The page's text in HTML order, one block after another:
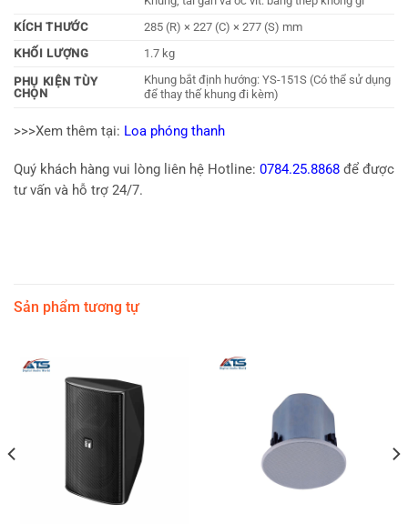
KÍCH THƯỚC
285 (R) × 227 (C) × 277 (S) mm
KHỐI LƯỢNG
1.7 kg
PHỤ KIỆN TÙY
CHỌN
Khung bắt định hướng: YS-151S (Có thể sử dụng
để thay thế khung đi kèm)
>>>Xem thêm tại: Loa phóng thanh
Quý khách hàng vui lòng liên hệ Hotline: 0784.25.8868 để được
tư vấn và hỗ trợ 24/7.
Sản phẩm tương tự